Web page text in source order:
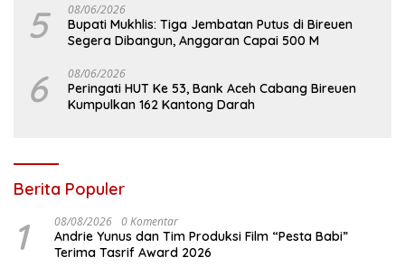
5 08/06/2026
Bupati Mukhlis: Tiga Jembatan Putus di Bireuen
Segera Dibangun, Anggaran Capai 500 M
6 08/06/2026
Peringati HUT Ke 53, Bank Aceh Cabang Bireuen
Kumpulkan 162 Kantong Darah
Berita Populer
1 08/08/2026 0 Komentar
Andrie Yunus dan Tim Produksi Film “Pesta Babi”
Terima Tasrif Award 2026